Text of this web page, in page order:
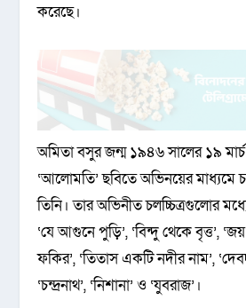
করেছে।
অমিতা বসুর জন্ম ১৯৪৬ সালের ১৯
‘আলোমতি’ ছবিতে অভিনয়ের মাধ্যমে
তিনি। তার অভিনীত চলচ্চিত্রগুলোর
‘যে আগুনে পুড়ি’, ‘বিন্দু থেকে বৃত্ত’, ‘জয়
ফকির’, ‘তিতাস একটি নদীর নাম’,
‘চন্দ্রনাথ’, ‘নিশানা’ ও ‘যুবরাজ’।